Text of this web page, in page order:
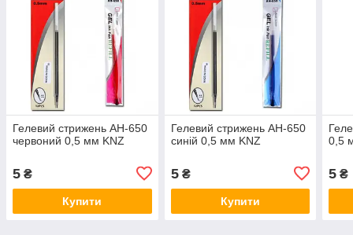
Гелевий стрижень AH-650
червоний 0,5 мм KNZ
5 ₴
Купити
Гелевий стрижень AH-650
синій 0,5 мм KNZ
5₴
Купити
0,5
5 ₴